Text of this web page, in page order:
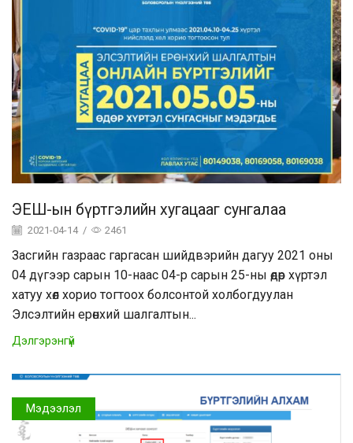
ЭЕШ-ын бүртгэлийн хугацааг сунгалаа
2021-04-14 / 2461
Засгийн газраас гаргасан шийдвэрийн дагуу 2021 оны
04 дүгээр сарын 10-наас 04-р сарын 25-ны өдөр хүртэл
хатуу хөл хорио тогтоох болсонтой холбогдуулан
Элсэлтийн ерөнхий шалгалтын...
Дэлгэрэнгүй
Мэдээлэл